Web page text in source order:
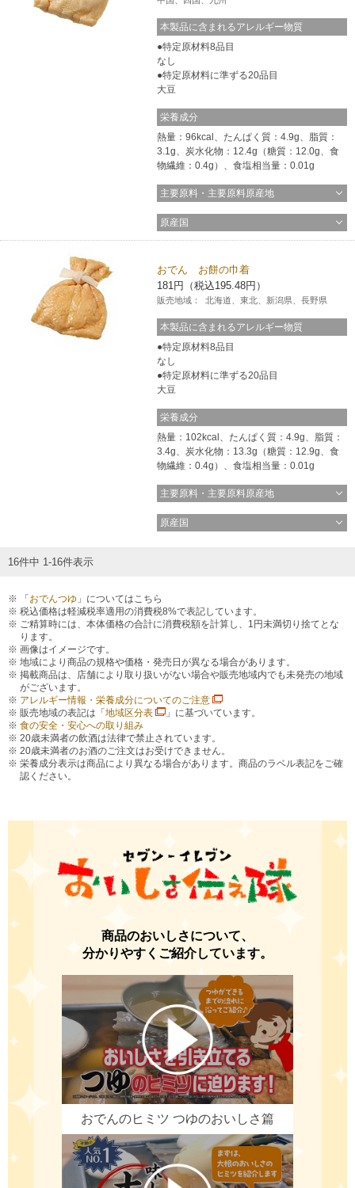
本製品に含まれるアレルギー物質
特定原材料8品目
なし
特定原材料に準ずる20品目
大豆
栄養成分
熱量：96kcal、たんぱく質：4.9g、脂質：
3.1g、炭水化物：12.4g（糖質：12.0g、食
物繊維：0.4g）、食塩相当量：0.01g
主要原料・主要原料原産地
原産国
おでん お餅の巾着
181円（税込195.48円）
販売地域： 北海道、東北、新潟県、長野県
本製品に含まれるアレルギー物質
特定原材料8品目
なし
特定原材料に準ずる20品目
大豆
栄養成分
熱量：102kcal、たんぱく質：4.9g、脂質：
3.4g、炭水化物：13.3g（糖質：12.9g、食
物繊維：0.4g）、食塩相当量：0.01g
主要原料・主要原料原産地
原産国
16件中 1-16件表示
「 おでんつゆ 」についてはこちら
税込価格は軽減税率適用の消費税8%で表記しています。
ご精算時には、本体価格の合計に消費税額を計算し、1円未満切り捨てとな
ります。
画像はイメージです。
地域により商品の規格や価格・発売日が異なる場合があります。
掲載商品は、店舗により取り扱いがない場合や販売地域内でも未発売の地域
がございます。
アレルギー情報・栄養成分についてのご注意
販売地域の表記は「 地域区分表
」に基づいています。
食の安全・安心への取り組み
20歳未満者の飲酒は法律で禁止されています。
20歳未満者のお酒のご注文はお受けできません。
栄養成分表示は商品により異なる場合があります。商品のラベル表記をご確
認ください。
商品のおいしさについて、
分かりやすくご紹介しています。
おでんのヒミツ つゆのおいしさ篇